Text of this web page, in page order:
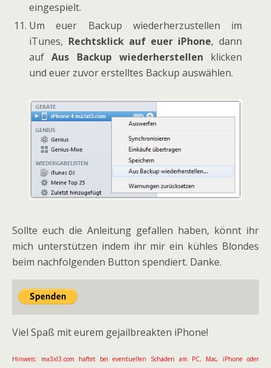
eingespielt.
Um euer Backup wiederherzustellen im
iTunes, Rechtsklick auf euer iPhone, dann
aufAus Backup wiederherstellen klicken
und euer zuvor erstelltes Backup auswählen.
Sollte euch die Anleitung gefallen haben, könnt ihr
mich unterstützen indem ihr mir ein kühles Blondes
beim nachfolgenden Button spendiert. Danke.
Viel Spaß mit eurem gejailbreakten iPhone!
Hinweis: ma3xl3.com haftet bei eventuellen Schäden am PC, Mac, iPhone oder